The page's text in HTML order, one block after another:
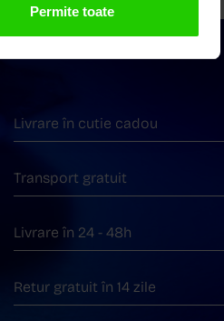
Permite toate
Livrare în cutie cadou
Transport gratuit
Livrare în 24 - 48h
Retur gratuit în 14 zile